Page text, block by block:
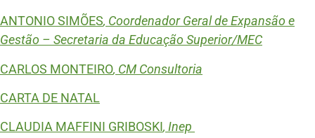
ANTONIO SIMÕES, Coordenador Geral de Expansão e
Gestão – Secretaria da Educação Superior/MEC
CARLOS MONTEIRO, CM Consultoria
CARTA DE NATAL
CLAUDIA MAFFINI GRIBOSKI, Inep